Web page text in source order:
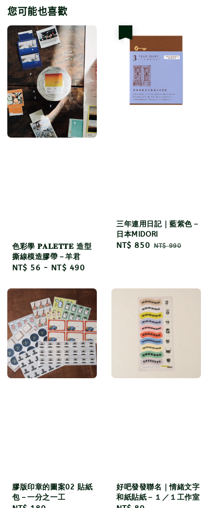
您可能也喜歡
色彩學 𝐏𝐀𝐋𝐄𝐓𝐓𝐄 造型
撕線模造膠帶－羊君
Regular
NT$ 56 - NT$ 490
三年連用日記｜藍紫色－
日本MIDORI
Sale
NT$ 850 Regular
NT$ 990
膠版印章的圖案02 貼紙
包－一分之一工
好吧發發聯名｜情緒文字
和紙貼紙－１／１工作室